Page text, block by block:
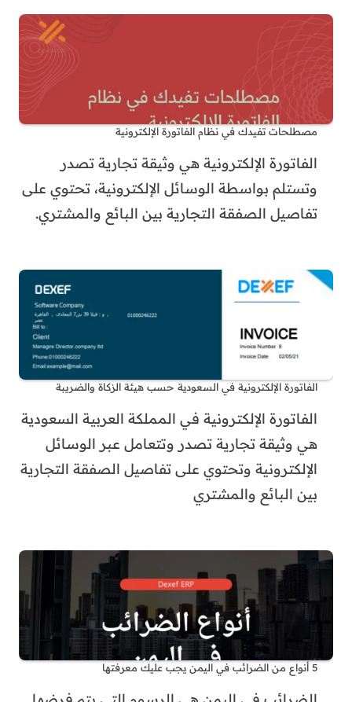
مصطلحات تفيدك في نظام الفاتورة الإلكترونية
الفاتورة الإلكترونية هي وثيقة تجارية تصدر
وتستلم بواسطة الوسائل الإلكترونية، تحتوي على
تفاصيل الصفقة التجارية بين البائع والمشتري.
الفاتورة الإلكترونية في السعودية حسب هيئة الزكاة والضريبة
الفاتورة الإلكترونية في المملكة العربية السعودية
هي وثيقة تجارية تصدر وتتعامل عبر الوسائل
الإلكترونية وتحتوي على تفاصيل الصفقة التجارية
بين البائع والمشتري
5 أنواع من الضرائب في اليمن يجب عليك معرفتها